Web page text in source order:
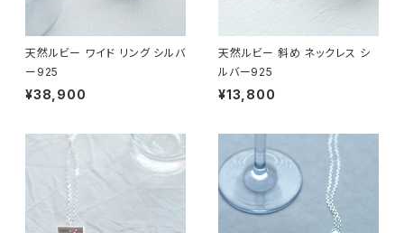
天然ルビー ワイド リング シルバ
ー925
¥38,900
天然ルビー 斜め ネックレス シ
ルバー925
¥13,800